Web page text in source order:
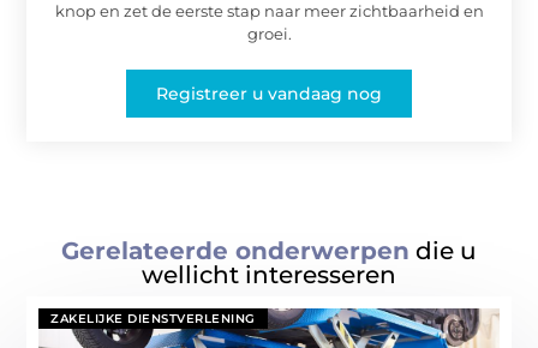
knop en zet de eerste stap naar meer zichtbaarheid en
groei.
Registreer u vandaag nog
Gerelateerde onderwerpen die u
wellicht interesseren
ZAKELIJKE DIENSTVERLENING